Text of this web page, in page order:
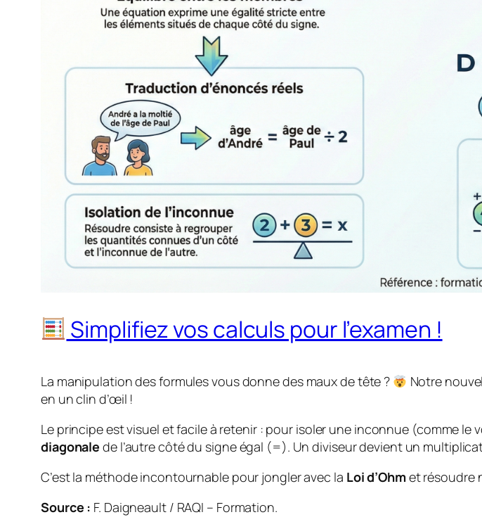
Simplifiez vos calculs pour l’examen !
La manipulation des formules vous donne des maux de tête ? Notre
en un clin d’œil !
Le principe est visuel et facile à retenir : pour isoler une inconnue (comme
diagonale de l’autre côté du signe égal (=). Un diviseur devient un
C’est la méthode incontournable pour jongler avec la Loi d’Ohmet résoudre
Source : F. Daigneault / RAQI – Formation.